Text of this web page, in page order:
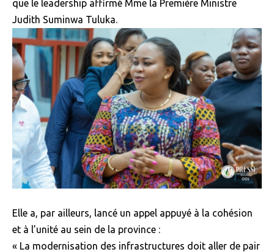
que le leadership affirmé Mme la Première Ministre
Judith Suminwa Tuluka.
Elle a, par ailleurs, lancé un appel appuyé à la cohésion
et à l’unité au sein de la province :
« La modernisation des infrastructures doit aller de pair